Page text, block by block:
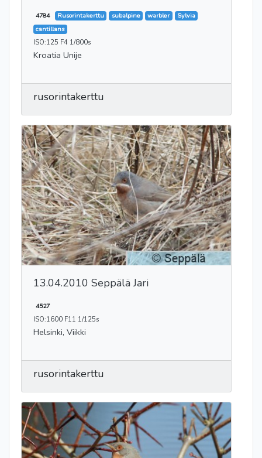
4784 Rusorintakerttu subalpine warbler
Sylvia
cantillans
ISO:125 F4 1/800s
Kroatia Unije
rusorintakerttu
13.04.2010 Seppälä Jari
4527
ISO:1600 F11 1/125s
Helsinki, Viikki
rusorintakerttu